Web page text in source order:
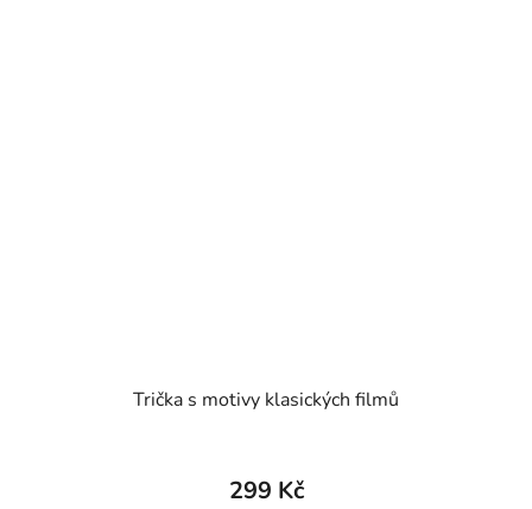
Trička s motivy klasických filmů
299 Kč